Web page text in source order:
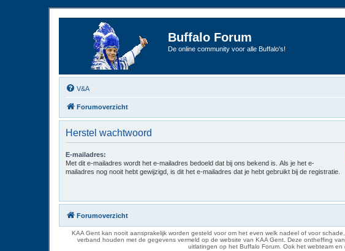
Buffalo Forum
De online community voor alle Buffalo's!
V&A
Forumoverzicht
Herstel wachtwoord
E-mailadres:
Met dit e-mailadres wordt het e-mailadres bedoeld dat bij ons bekend is. Als je het e-
mailadres nog nooit hebt gewijzigd, is dit het e-mailadres dat je hebt gebruikt bij de registratie.
Forumoverzicht
KAA Gent kan nooit aansprakelijk worden gesteld voor om het even welk nadeel of voor
verband houden met de gegevens vermeld op de website van KAA Gent. Deze ontheffing
uitlatingen op het Buffalo Forum. Ook het webteam